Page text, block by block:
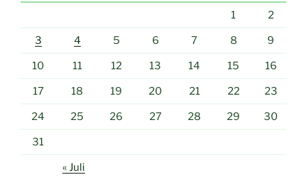
1 2
3 4 5 6 7 8 9
10 11 12 13 14 15 16
17 18 19 20 21 22 23
24 25 26 27 28 29 30
31
« Juli